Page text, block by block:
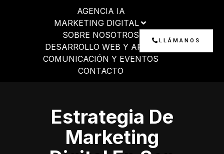
AGENCIA IA
MARKETING DIGITAL
SOBRE NOSOTROS
DESARROLLO WEB Y APP
COMUNICACIÓN Y EVENTOS
CONTACTO
LLÁMANOS
Estrategia De
Marketing